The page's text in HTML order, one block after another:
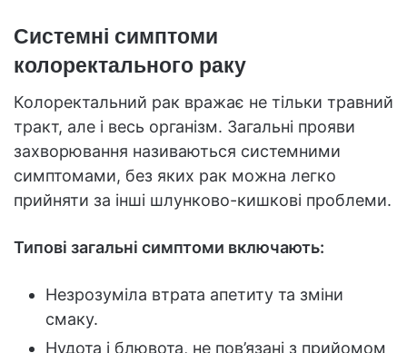
Системні симптоми
колоректального раку
Колоректальний рак вражає не тільки травний
тракт, але і весь організм. Загальні прояви
захворювання називаються системними
симптомами, без яких рак можна легко
прийняти за інші шлунково-кишкові проблеми.
Типові загальні симптоми включають:
Незрозуміла втрата апетиту та зміни
смаку.
Нудота і блювота, не пов’язані з прийомом